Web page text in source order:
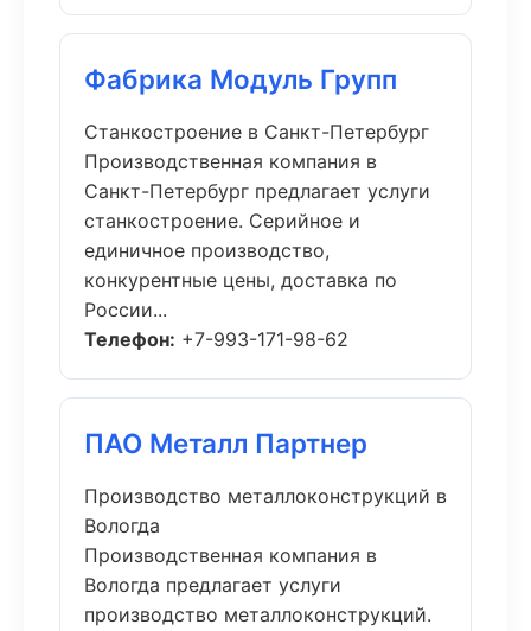
Фабрика Модуль Групп
Станкостроение в Санкт-Петербург
Производственная компания в
Санкт-Петербург предлагает услуги
станкостроение. Серийное и
единичное производство,
конкурентные цены, доставка по
России...
Телефон: +7-993-171-98-62
ПАО Металл Партнер
Производство металлоконструкций в
Вологда
Производственная компания в
Вологда предлагает услуги
производство металлоконструкций.